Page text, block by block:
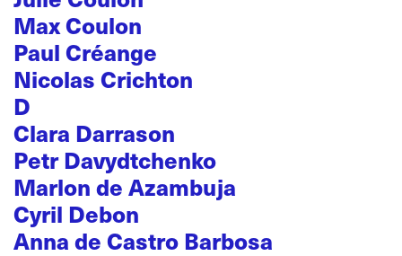
Max Coulon
Paul Créange
Nicolas Crichton
D
Clara Darrason
Petr Davydtchenko
Marlon de Azambuja
Cyril Debon
Anna de Castro Barbosa